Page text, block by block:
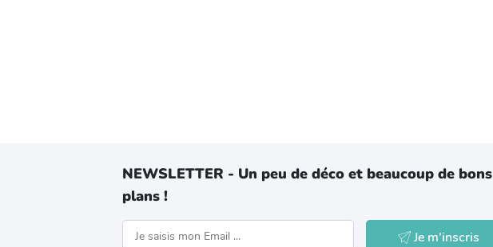
NEWSLETTER - Un peu de déco et beaucoup de bons
plans !
Je m'inscris